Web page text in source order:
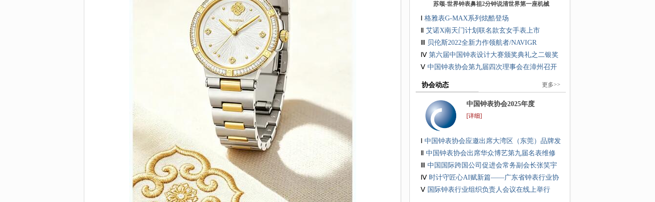
苏颂-世界钟表鼻祖2分钟说清世界第一座机械
格雅表G-MAX系列炫酷登场
艾诺X南天门计划联名款玄女手表上市
贝伦斯2022全新力作领航者/NAVIGR
Ⅳ 第六届中国钟表设计大赛颁奖典礼之二银奖
（手
Ⅴ 中国钟表协会第九届四次理事会在漳州召开
协会动态 更多>>
中国钟表协会2025年度
[详细]
中国钟表协会应邀出席大湾区（东莞）品牌发
展中国钟表协会出席华众博艺第九届名表维修
技术
中国国际跨国公司促进会常务副会长张笑宇
接受
Ⅳ 时计守匠心AI赋新篇——广东省钟表行业协
会
Ⅴ 国际钟表行业组织负责人会议在线上举行